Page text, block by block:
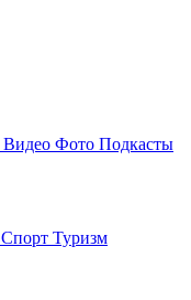
Видео Фото Подкасты
Спорт Туризм